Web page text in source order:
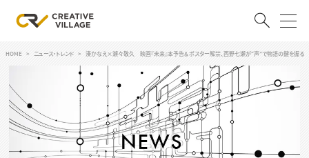
ログイン 会員登録
RECRUIT
HOME ニュース・トレンド 湊かなえ×瀬々敬久 映画『未来』本予告＆ポスター解禁、西野七瀬が“声”で物語の鍵を握る